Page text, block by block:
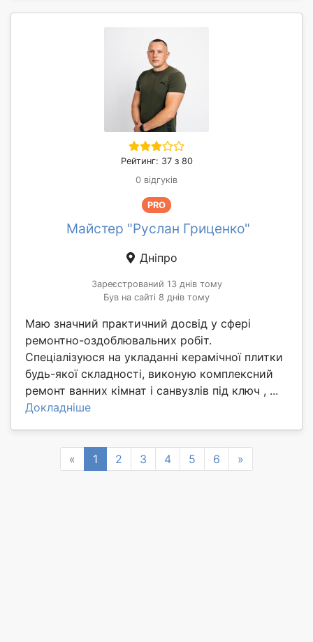
Рейтинг: 37 з 80
0 відгуків
PRO
Майстер "Руслан Гриценко"
Дніпро
Зареєстрований 13 днів тому
Був на сайті 8 днів тому
Маю значний практичний досвід у сфері
ремонтно-оздоблювальних робіт.
Спеціалізуюся на укладанні керамічної плитки
будь-якої складності, виконую комплексний
ремонт ванних кімнат і санвузлів під ключ , ...
Докладніше
« Previous
1 2 3 4 5 6 »